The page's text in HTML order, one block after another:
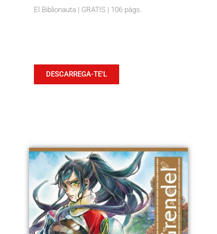
El Biblionauta | GRATIS | 106 pàgs.
DESCARREGA-TE'L